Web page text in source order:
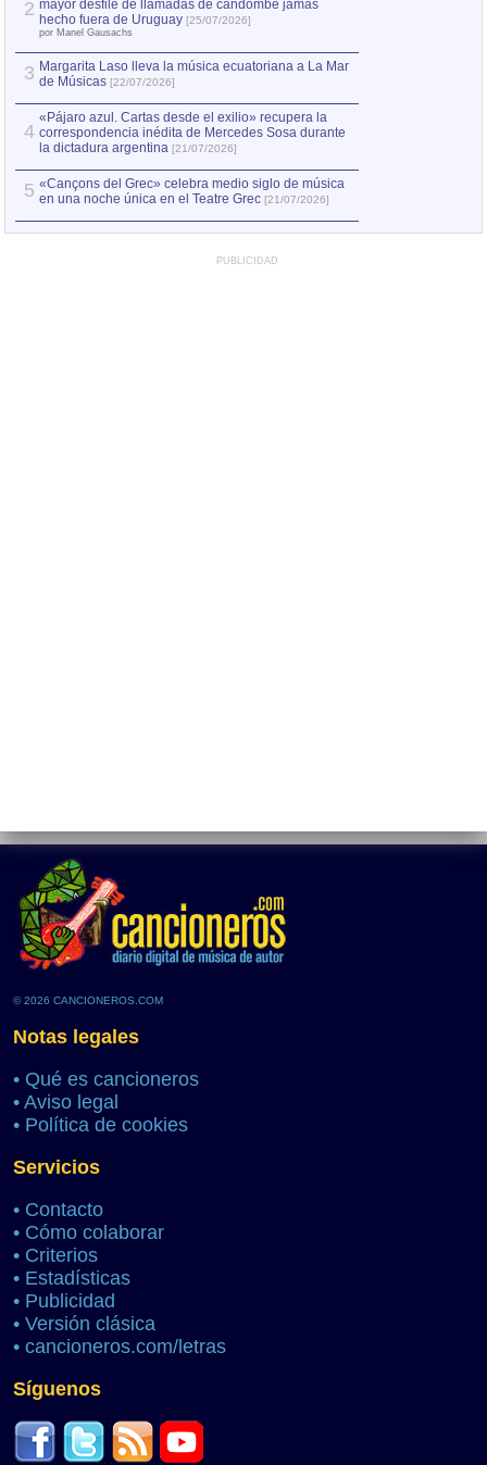
2 mayor desfile de llamadas de candombe jamás
hecho fuera de Uruguay [25/07/2026]
por Manel Gausachs
3 Margarita Laso lleva la música ecuatoriana a La Mar
de Músicas [22/07/2026]
4
«Pájaro azul. Cartas desde el exilio» recupera la
correspondencia inédita de Mercedes Sosa durante
la dictadura argentina [21/07/2026]
5 «Cançons del Grec» celebra medio siglo de música
en una noche única en el Teatre Grec [21/07/2026]
PUBLICIDAD
© 2026 CANCIONEROS.COM
Notas legales
• Qué es cancioneros
• Aviso legal
• Política de cookies
Servicios
• Contacto
• Cómo colaborar
• Criterios
• Estadísticas
• Publicidad
• Versión clásica
• cancioneros.com/letras
Síguenos